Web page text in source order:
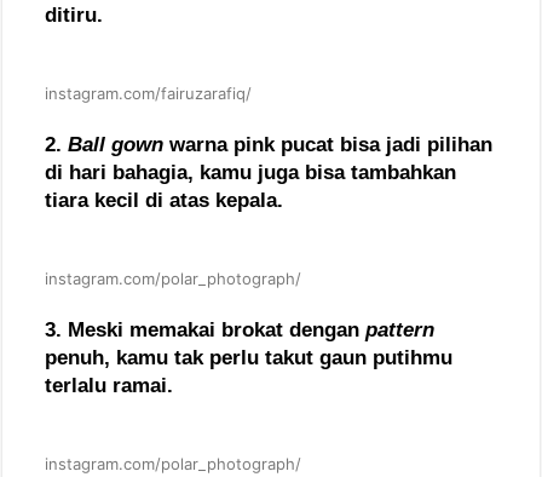
ditiru.
instagram.com/fairuzarafiq/
2.Ball gown warna pink pucat bisa jadi pilihan
di hari bahagia, kamu juga bisa tambahkan
tiara kecil di atas kepala.
instagram.com/polar_photograph/
3. Meski memakai brokat denganpattern
penuh, kamu tak perlu takut gaun putihmu
terlalu ramai.
instagram.com/polar_photograph/